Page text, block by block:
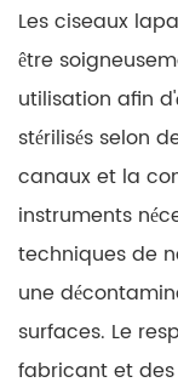
Les ciseaux
être
utilisation afin
stérilisés selon
canaux et la
instruments
techniques de
une
surfaces. Le
fabricant et